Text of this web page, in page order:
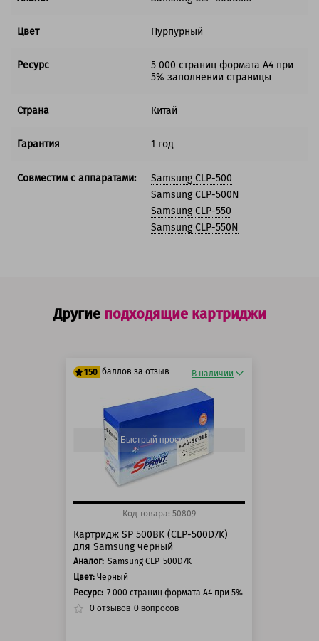
Цвет Пурпурный
Ресурс
5 000 страниц формата А4 при
5% заполнении страницы
Страна Китай
Гарантия 1 год
Совместим с аппаратами:
Samsung CLP-500
Samsung CLP-500N
Samsung CLP-550
Samsung CLP-550N
Другие подходящие картриджи
150 баллов за отзыв
125 баллов
150 баллов
В наличии
Быстрый просмотр
Код товара: 50809
Картридж SP 500BK (CLP-500D7K)
для Samsung черный
Аналог: Samsung CLP-500D7K
Цвет: Черный
Ресурс: 7 000 страниц формата А4 при 5% заполнении
0 отзывов 0 вопросов